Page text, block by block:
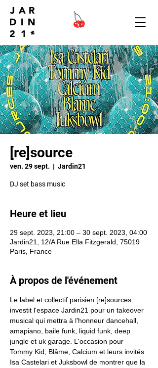
[re]source
ven. 29 sept.
  |
Jardin21
DJ set bass music
Heure et lieu
29 sept. 2023, 21:00 – 30 sept. 2023, 04:00
Jardin21, 12/A Rue Ella Fitzgerald, 75019
Paris, France
À propos de l'événement
Le label et collectif parisien [re]sources
investit l'espace Jardin21 pour un takeover
musical qui mettra à l'honneur dancehall,
amapiano, baile funk, liquid funk, deep
jungle et uk garage. L'occasion pour
Tommy Kid, Blâme, Calcium et leurs invités
Isa Castelari et Juksbowl de montrer que la